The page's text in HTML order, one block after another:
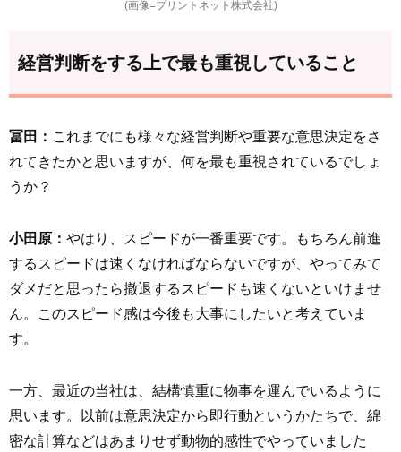
(画像=プリントネット株式会社)
経営判断をする上で最も重視していること
冨田： これまでにも様々な経営判断や重要な意思決定をさ
れてきたかと思いますが、何を最も重視されているでしょ
うか？
小田原： やはり、スピードが一番重要です。もちろん前進
するスピードは速くなければならないですが、やってみて
ダメだと思ったら撤退するスピードも速くないといけませ
ん。このスピード感は今後も大事にしたいと考えていま
す。
一方、最近の当社は、結構慎重に物事を運んでいるように
思います。以前は意思決定から即行動というかたちで、綿
密な計算などはあまりせず動物的感性でやっていました